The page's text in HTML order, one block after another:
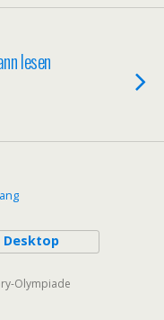
lesen
Desktop
Olympiade